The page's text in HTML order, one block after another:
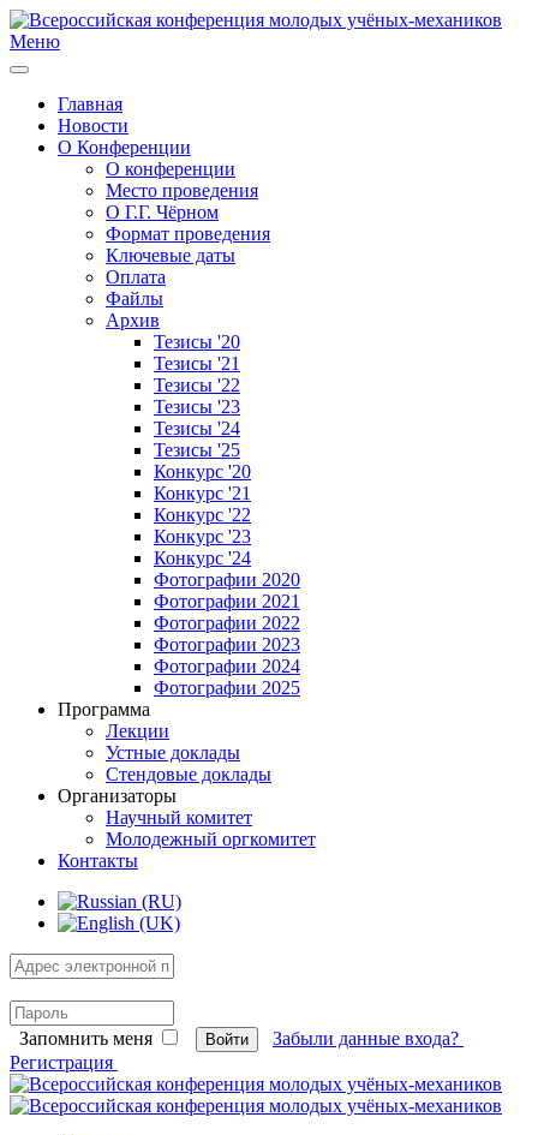
Меню
Главная
Новости
О Конференции
О конференции
Место проведения
О Г.Г. Чёрном
Формат проведения
Ключевые даты
Оплата
Файлы
Архив
Тезисы '20
Тезисы '21
Тезисы '22
Тезисы '23
Тезисы '24
Тезисы '25
Конкурс '20
Конкурс '21
Конкурс '22
Конкурс '23
Конкурс '24
Фотографии 2020
Фотографии 2021
Фотографии 2022
Фотографии 2023
Фотографии 2024
Фотографии 2025
Программа
Лекции
Устные доклады
Стендовые доклады
Организаторы
Научный комитет
Молодежный оргкомитет
Контакты
Запомнить меня Войти
Забыли данные входа?
Регистрация